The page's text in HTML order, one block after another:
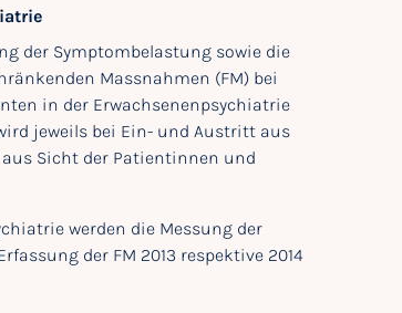
der Symptombelastung sowie die
Massnahmen (FM) bei
in der Erwachsenenpsychiatrie
jeweils bei Ein- und Austritt aus
Sicht der Patientinnen und
werden die Messung der
der FM 2013 respektive 2014